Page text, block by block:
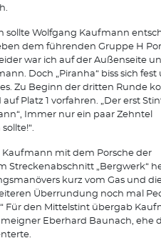
sollte Wolfgang Kaufmann
dem führenden Gruppe H
war ich auf der Außenseite
Doch „Piranha“ biss sich fest
Zu Beginn der dritten Runde
Platz 1 vorfahren. „Der erst
Immer nur ein paar Zehntel
mit dem Porsche der
Streckenabschnitt „Bergwerk“
kurz vom Gas und
Überrundung noch mal
Für den Mittelstint übergab
Eberhard Baunach, ehe